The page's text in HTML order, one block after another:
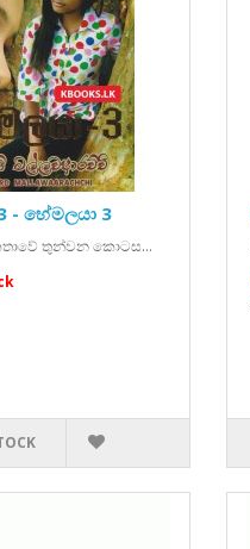
- හේමලයා 3
තුන්වන කොටස...